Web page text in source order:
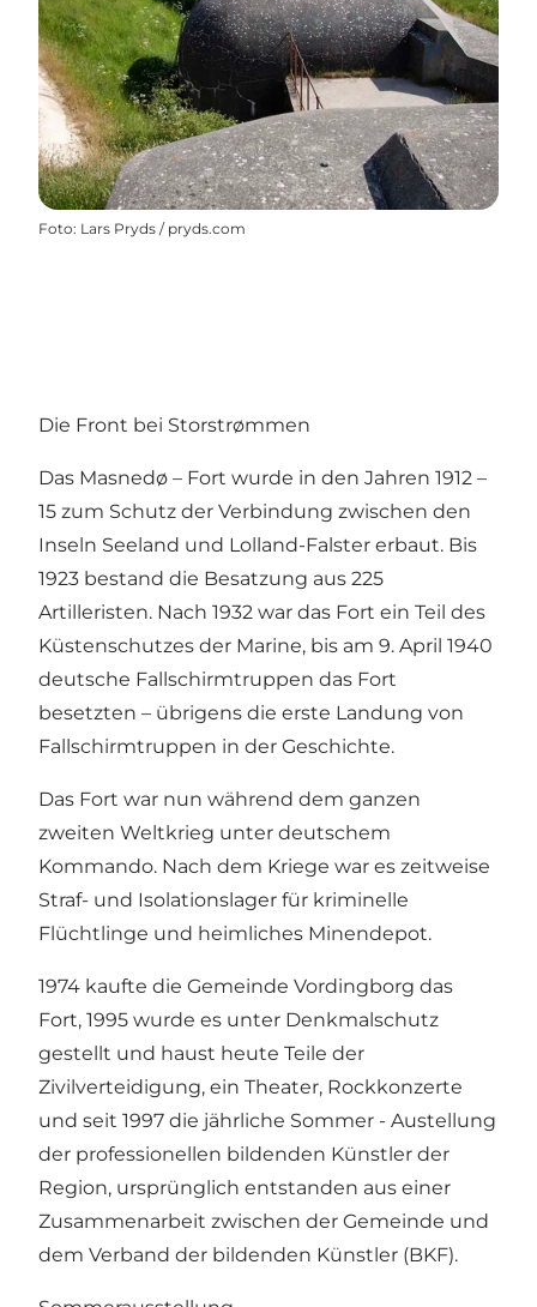
Foto: Lars Pryds / pryds.com
Die Front bei Storstrømmen
Das Masnedø – Fort wurde in den Jahren 1912 –
15 zum Schutz der Verbindung zwischen den
Inseln Seeland und Lolland-Falster erbaut. Bis
1923 bestand die Besatzung aus 225
Artilleristen. Nach 1932 war das Fort ein Teil des
Küstenschutzes der Marine, bis am 9. April 1940
deutsche Fallschirmtruppen das Fort
besetzten – übrigens die erste Landung von
Fallschirmtruppen in der Geschichte.
Das Fort war nun während dem ganzen
zweiten Weltkrieg unter deutschem
Kommando. Nach dem Kriege war es zeitweise
Straf- und Isolationslager für kriminelle
Flüchtlinge und heimliches Minendepot.
1974 kaufte die Gemeinde Vordingborg das
Fort, 1995 wurde es unter Denkmalschutz
gestellt und haust heute Teile der
Zivilverteidigung, ein Theater, Rockkonzerte
und seit 1997 die jährliche Sommer - Austellung
der professionellen bildenden Künstler der
Region, ursprünglich entstanden aus einer
Zusammenarbeit zwischen der Gemeinde und
dem Verband der bildenden Künstler (BKF).